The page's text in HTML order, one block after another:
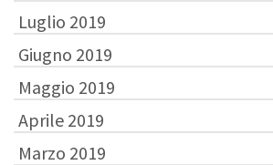
Luglio 2019
Giugno 2019
Maggio 2019
Aprile 2019
Marzo 2019